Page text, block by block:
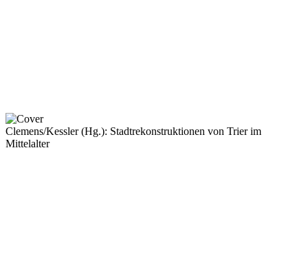
Clemens/Kessler (Hg.): Stadtrekonstruktionen von Trier im
Mittelalter